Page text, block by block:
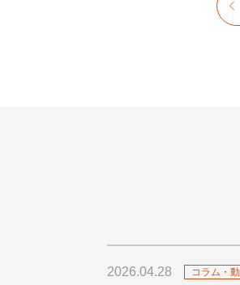
2026.04.28 コラム・